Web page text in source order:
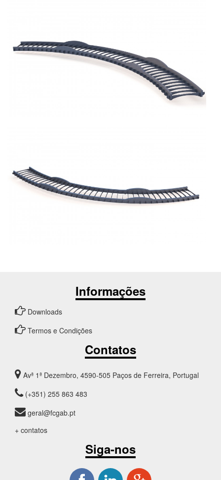
Informações
Downloads
Termos e Condições
Contatos
Avª 1ª Dezembro, 4590-505 Paços de Ferreira, Portugal
(+351) 255 863 483
geral@fcgab.pt
+ contatos
Siga-nos